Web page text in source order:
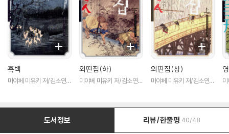
흑백
미야베 미유키 저/김소연
외딴집(하)
미야베 미유키 저/김소연
외딴집(상)
미야베 미유키 저/김소연
도서정보 리뷰/한줄평 40/48